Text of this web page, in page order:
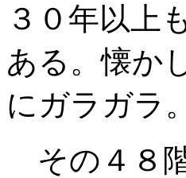
３０年以上
ある。懐か
にガラガラ
その４８